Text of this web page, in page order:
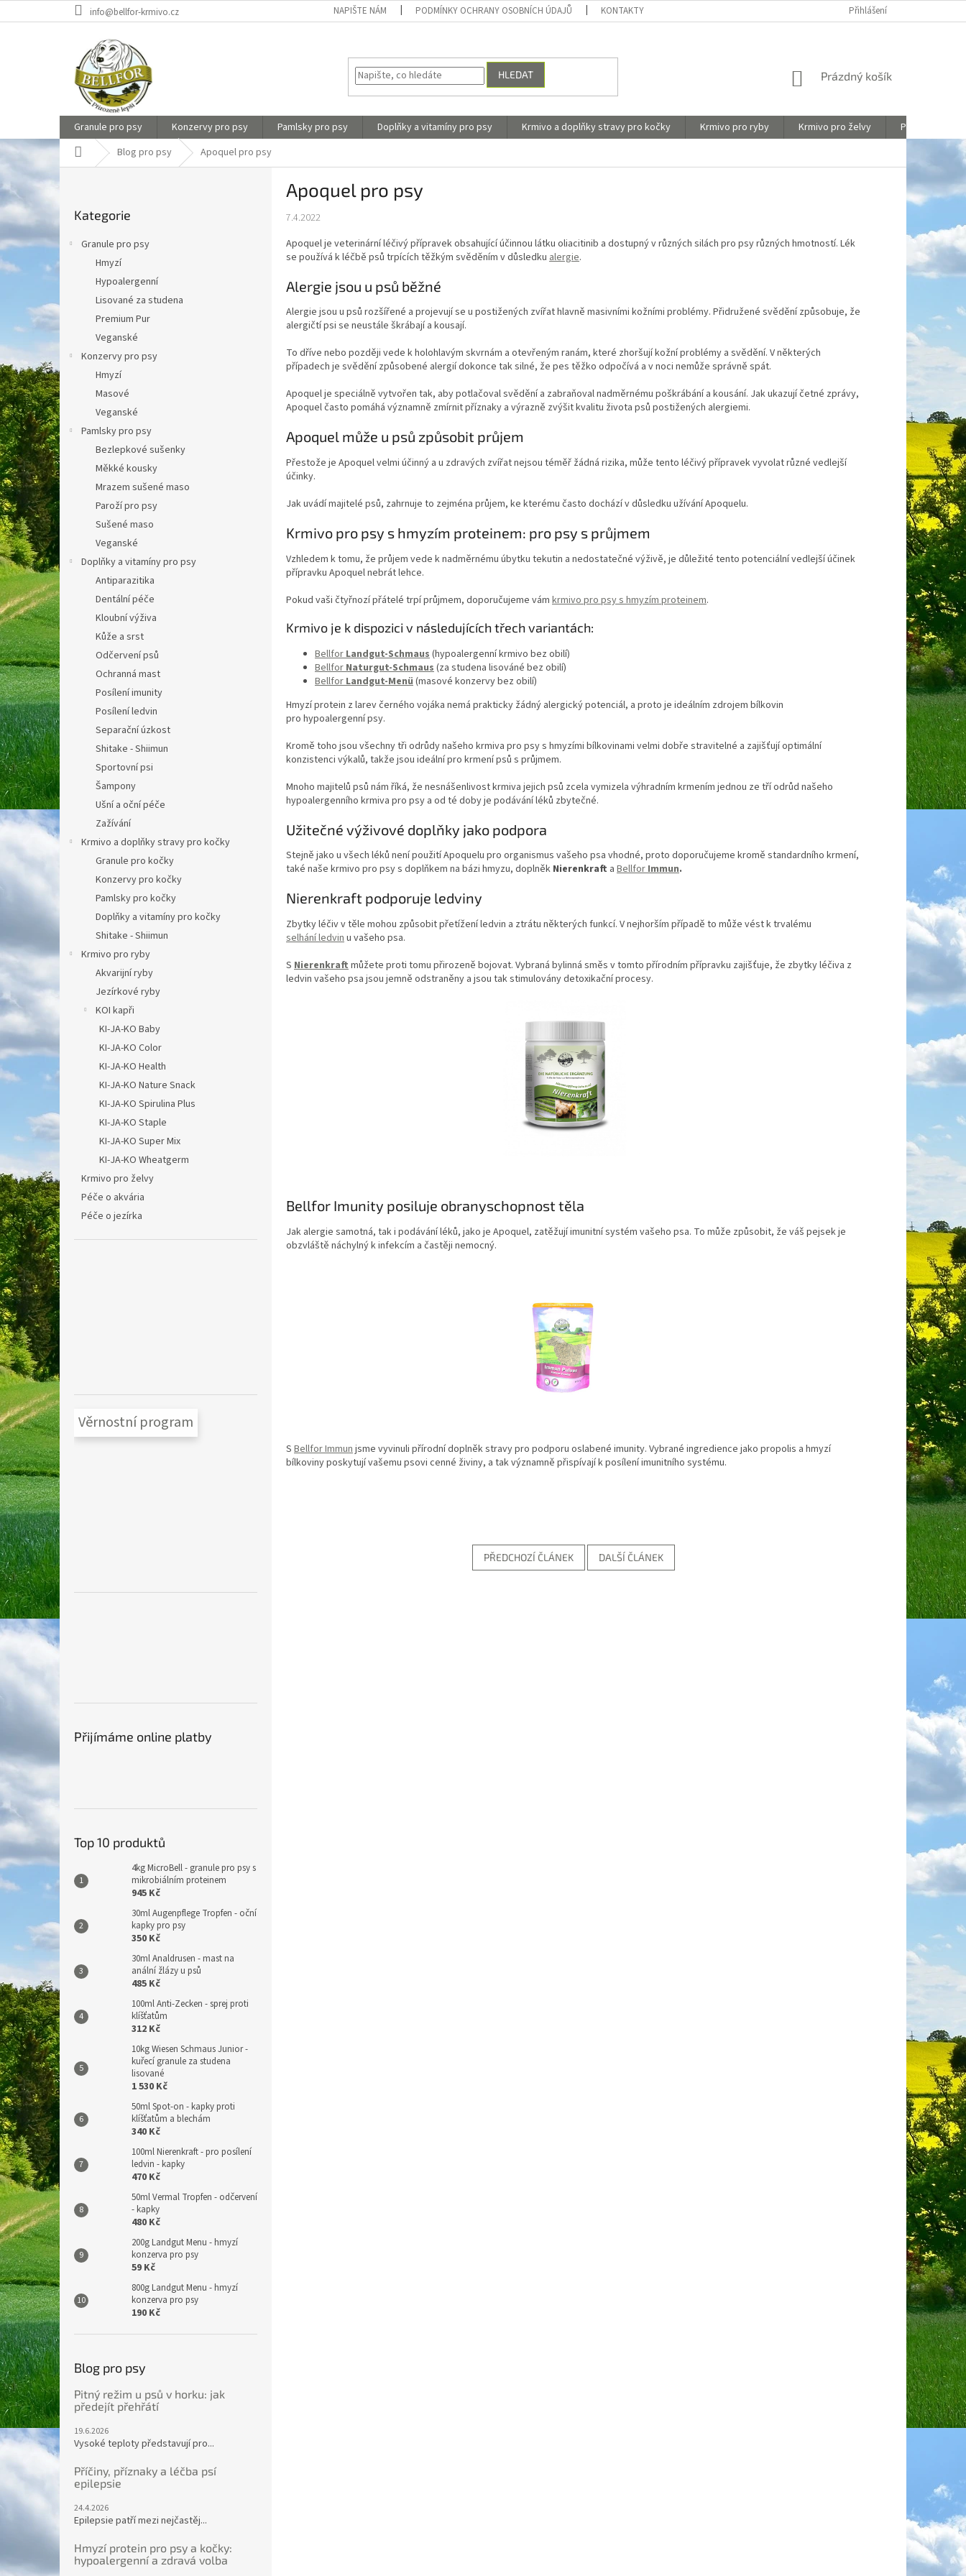
na
info@bellfor-krmivo.cz NAPIŠTE NÁM PODMÍNKY OCHRANY OSOBNÍCH ÚDAJŮ KONTAKTY HODNOCENÍ OBCHODU
Přihlášení
HLEDAT
NÁKUPNÍ
Prázdný košík
Granule pro psy Konzervy pro psy Pamlsky pro psy Doplňky a vitamíny pro psy Krmivo a doplňky stravy pro kočky Krmivo pro ryby Krmivo pro želvy
Péče o akvária
Domů Blog pro psy Apoquel pro psy
s
t
í
p
l
kategorie
Kategorie
Granule pro psy
Hmyzí
Hypoalergenní
Lisované za studena
Premium Pur
Veganské
Konzervy pro psy
Hmyzí
Masové
Veganské
Pamlsky pro psy
Bezlepkové sušenky
Měkké kousky
Mrazem sušené maso
Paroží pro psy
Sušené maso
Veganské
Doplňky a vitamíny pro psy
Antiparazitika
Dentální péče
Kloubní výživa
Kůže a srst
Odčervení psů
Ochranná mast
Posílení imunity
Posílení ledvin
Separační úzkost
Shitake - Shiimun
Sportovní psi
Šampony
Ušní a oční péče
Zažívání
Krmivo a doplňky stravy pro kočky
Granule pro kočky
Konzervy pro kočky
Pamlsky pro kočky
Doplňky a vitamíny pro kočky
Shitake - Shiimun
Krmivo pro ryby
Akvarijní ryby
Jezírkové ryby
KOI kapři
KI-JA-KO Baby
KI-JA-KO Color
KI-JA-KO Health
KI-JA-KO Nature Snack
KI-JA-KO Spirulina Plus
KI-JA-KO Staple
KI-JA-KO Super Mix
KI-JA-KO Wheatgerm
Krmivo pro želvy
Péče o akvária
Péče o jezírka
Věrnostní program
Přijímáme online platby
Top 10 produktů
4kg MicroBell - granule pro psy s
mikrobiálním proteinem
945 Kč
30ml Augenpflege Tropfen - oční
kapky pro psy
350 Kč
30ml Analdrusen - mast na
anální žlázy u psů
485 Kč
100ml Anti-Zecken - sprej proti
klíšťatům
312 Kč
10kg Wiesen Schmaus Junior -
kuřecí granule za studena
lisované
1 530 Kč
50ml Spot-on - kapky proti
klíšťatům a blechám
340 Kč
100ml Nierenkraft - pro posílení
ledvin - kapky
470 Kč
50ml Vermal Tropfen - odčervení
- kapky
480 Kč
200g Landgut Menu - hmyzí
konzerva pro psy
59 Kč
800g Landgut Menu - hmyzí
konzerva pro psy
190 Kč
Blog pro psy
Pitný režim u psů v horku: jak
předejít přehřátí
19.6.2026
Vysoké teploty představují pro...
Příčiny, příznaky a léčba psí
epilepsie
24.4.2026
Epilepsie patří mezi nejčastěj...
Hmyzí protein pro psy a kočky:
hypoalergenní a zdravá volba
Apoquel pro psy
7.4.2022
Apoquel je veterinární léčivý přípravek obsahující účinnou látku oliacitinib a dostupný v různých silách pro psy různých hmotností. Lék
se používá k léčbě psů trpících těžkým svěděním v důsledku alergie.
Alergie jsou u psů běžné
Alergie jsou u psů rozšířené a projevují se u postižených zvířat hlavně masivními kožními problémy. Přidružené svědění způsobuje, že
alergičtí psi se neustále škrábají a kousají.
To dříve nebo později vede k holohlavým skvrnám a otevřeným ranám, které zhoršují kožní problémy a svědění. V některých
případech je svědění způsobené alergií dokonce tak silné, že pes těžko odpočívá a v noci nemůže správně spát.
Apoquel je speciálně vytvořen tak, aby potlačoval svědění a zabraňoval nadměrnému poškrábání a kousání. Jak ukazují četné zprávy,
Apoquel často pomáhá významně zmírnit příznaky a výrazně zvýšit kvalitu života psů postižených alergiemi.
Apoquel může u psů způsobit průjem
Přestože je Apoquel velmi účinný a u zdravých zvířat nejsou téměř žádná rizika, může tento léčivý přípravek vyvolat různé vedlejší
účinky.
Jak uvádí majitelé psů, zahrnuje to zejména průjem, ke kterému často dochází v důsledku užívání Apoquelu.
Krmivo pro psy s hmyzím proteinem: pro psy s průjmem
Vzhledem k tomu, že průjem vede k nadměrnému úbytku tekutin a nedostatečné výživě, je důležité tento potenciální vedlejší účinek
přípravku Apoquel nebrát lehce.
Pokud vaši čtyřnozí přátelé trpí průjmem, doporučujeme vám krmivo pro psy s hmyzím proteinem.
Krmivo je k dispozici v následujících třech variantách:
Bellfor Landgut-Schmaus (hypoalergenní krmivo bez obilí)
Bellfor Naturgut-Schmaus (za studena lisováné bez obilí)
Bellfor Landgut-Menü (masové konzervy bez obilí)
Hmyzí protein z larev černého vojáka nemá prakticky žádný alergický potenciál, a proto je ideálním zdrojem bílkovin
pro hypoalergenní psy.
Kromě toho jsou všechny tři odrůdy našeho krmiva pro psy s hmyzími bílkovinami velmi dobře stravitelné a zajišťují optimální
konzistenci výkalů, takže jsou ideální pro krmení psů s průjmem.
Mnoho majitelů psů nám říká, že nesnášenlivost krmiva jejich psů zcela vymizela výhradním krmením jednou ze tří odrůd našeho
hypoalergenního krmiva pro psy a od té doby je podávání léků zbytečné.
Užitečné výživové doplňky jako podpora
Stejně jako u všech léků není použití Apoquelu pro organismus vašeho psa vhodné, proto doporučujeme kromě standardního krmení,
také naše krmivo pro psy s doplňkem na bázi hmyzu, doplněk Nierenkraft a BellforImmun.
Nierenkraft podporuje ledviny
Zbytky léčiv v těle mohou způsobit přetížení ledvin a ztrátu některých funkcí. V nejhorším případě to může vést k trvalému
selháníledvin u vašeho psa.
S Nierenkraft můžete proti tomu přirozeně bojovat. Vybraná bylinná směs v tomto přírodním přípravku zajišťuje, že zbytky léčiva z
ledvin vašeho psa jsou jemně odstraněny a jsou tak stimulovány detoxikační procesy.
Bellfor Imunity posiluje obranyschopnost těla
Jak alergie samotná, tak i podávání léků, jako je Apoquel, zatěžujíimunitní systém vašeho psa. To může způsobit, že váš pejsek je
obzvláště náchylný k infekcím a častěji nemocný.
S Bellfor Immunjsme vyvinuli přírodní doplněk stravy pro podporu oslabené imunity. Vybrané ingredience jako propolis a hmyzí
bílkoviny poskytují vašemu psovi cenné živiny, a tak významně přispívají k posílení imunitního systému.
PŘEDCHOZÍ ČLÁNEK DALŠÍ ČLÁNEK